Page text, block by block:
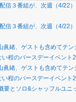
信３番組が、次週（4/22
信３番組が、次週（4/22
眞緒、ゲストも含めてテ
程のバースデーイベント
眞緒、ゲストも含めてテ
程のバースデーイベント
要とソロ&シャッフルユニ